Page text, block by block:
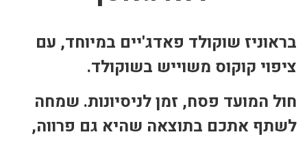
בראוניז שוקולד פאדג'יים במיוחד, עם
ציפוי קוקוס משוייש בשוקולד.
חול המועד פסח, זמן לניסיונות. שמחה
לשתף אתכם בתוצאה שהיא גם פרווה,